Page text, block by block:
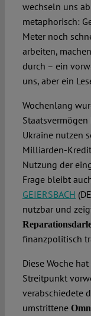
wechseln uns
metaphorisch:
Meter noch
arbeiten,
durch – ein
uns, aber ein
Wochenlang
Ukraine nutzen
Milliarden-
Nutzung der
Frage bleibt
GEIERSBACH
nutzbar und
finanzpolitisch
Diese Woche
Streitpunkt
verabschiedete
umstrittene